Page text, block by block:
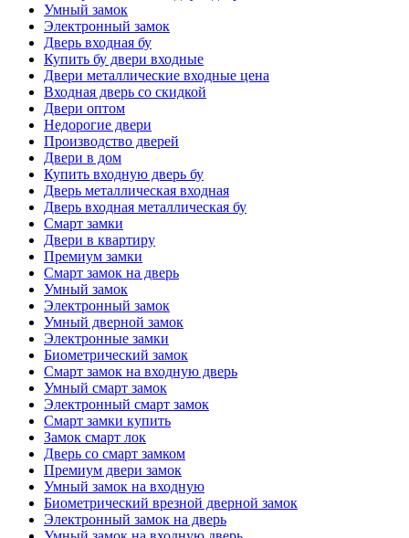
Умный замок
Электронный замок
Дверь входная бу
Купить бу двери входные
Двери металлические входные цена
Входная дверь со скидкой
Двери оптом
Недорогие двери
Производство дверей
Двери в дом
Купить входную дверь бу
Дверь металлическая входная
Дверь входная металлическая бу
Смарт замки
Двери в квартиру
Премиум замки
Смарт замок на дверь
Умный замок
Электронный замок
Умный дверной замок
Электронные замки
Биометрический замок
Смарт замок на входную дверь
Умный смарт замок
Электронный смарт замок
Смарт замки купить
Замок смарт лок
Дверь со смарт замком
Премиум двери замок
Умный замок на входную
Биометрический врезной дверной замок
Электронный замок на дверь